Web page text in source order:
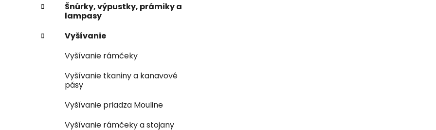
Šnúrky, výpustky, prámiky a
lampasy
Vyšívanie
Vyšívanie rámčeky
Vyšívanie tkaniny a kanavové
pásy
Vyšívanie priadza Mouline
Vyšívanie rámčeky a stojany